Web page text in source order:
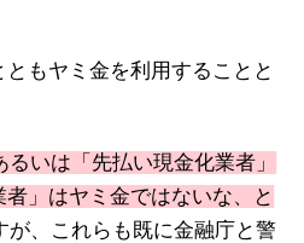
もヤミ金を利用することと
るいは「先払い現金化業者」
者」はヤミ金ではないな、と
が、これらも既に金融庁と警